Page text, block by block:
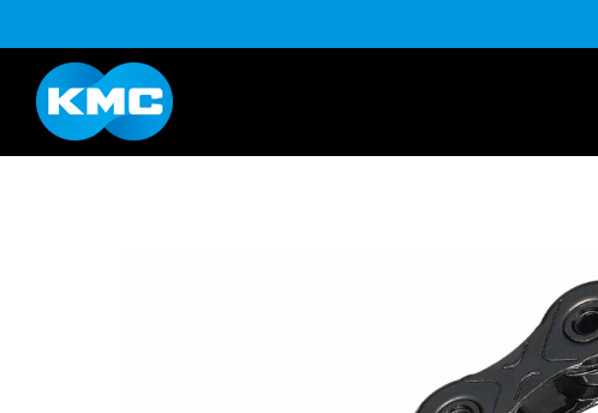
K系列
YouTube